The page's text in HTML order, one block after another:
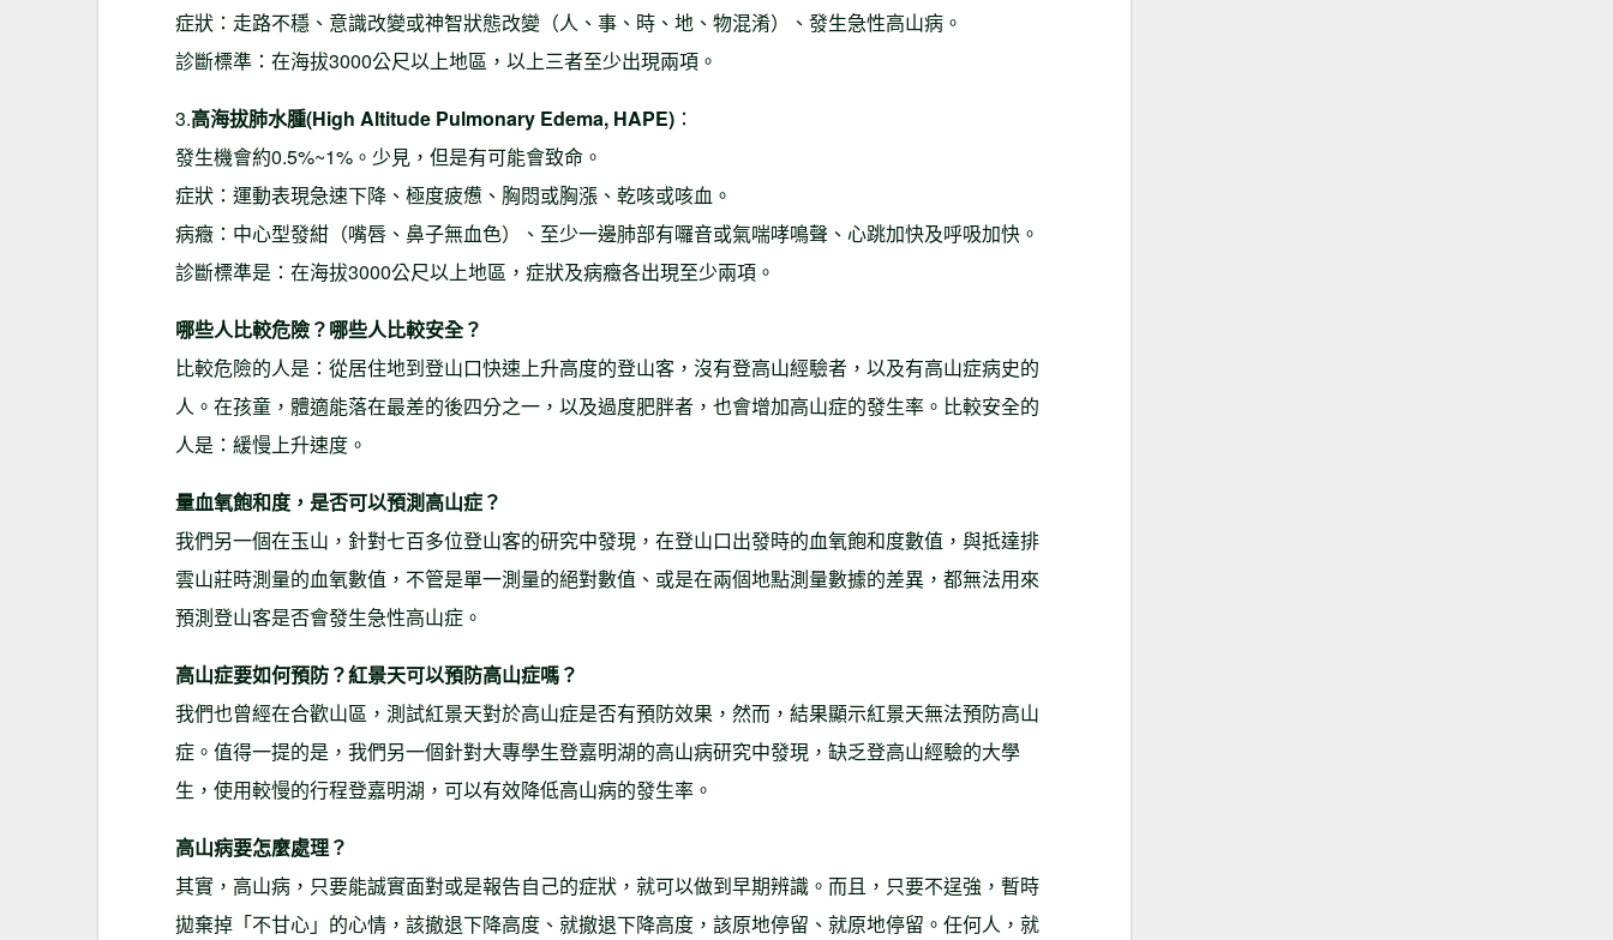
症狀：走路不穩、意識改變或神智狀態改變（人、事、時、地、物混淆）、發生急性高山病。
診斷標準：在海拔3000公尺以上地區，以上三者至少出現兩項。
3.高海拔肺水腫(High Altitude Pulmonary Edema, HAPE) ：
發生機會約0.5%~1%。少見，但是有可能會致命。
症狀：運動表現急速下降、極度疲憊、胸悶或胸漲、乾咳或咳血。
病癥：中心型發紺（嘴唇、鼻子無血色）、至少一邊肺部有囉音或氣喘哮鳴聲、心跳加快及呼吸加快。
診斷標準是：在海拔3000公尺以上地區，症狀及病癥各出現至少兩項。
哪些人比較危險？哪些人比較安全？
比較危險的人是：從居住地到登山口快速上升高度的登山客，沒有登高山經驗者，以及有高山症病史的
人。在孩童，體適能落在最差的後四分之一，以及過度肥胖者，也會增加高山症的發生率。比較安全的
人是：緩慢上升速度。
量血氧飽和度，是否可以預測高山症？
我們另一個在玉山，針對七百多位登山客的研究中發現，在登山口出發時的血氧飽和度數值，與抵達排
雲山莊時測量的血氧數值，不管是單一測量的絕對數值、或是在兩個地點測量數據的差異，都無法用來
預測登山客是否會發生急性高山症。
高山症要如何預防？紅景天可以預防高山症嗎？
我們也曾經在合歡山區，測試紅景天對於高山症是否有預防效果，然而，結果顯示紅景天無法預防高山
症。值得一提的是，我們另一個針對大專學生登嘉明湖的高山病研究中發現，缺乏登高山經驗的大學
生，使用較慢的行程登嘉明湖，可以有效降低高山病的發生率。
高山病要怎麼處理？
其實，高山病，只要能誠實面對或是報告自己的症狀，就可以做到早期辨識。而且，只要不逞強，暫時
拋棄掉「不甘心」的心情，該撤退下降高度、就撤退下降高度，該原地停留、就原地停留。任何人，就